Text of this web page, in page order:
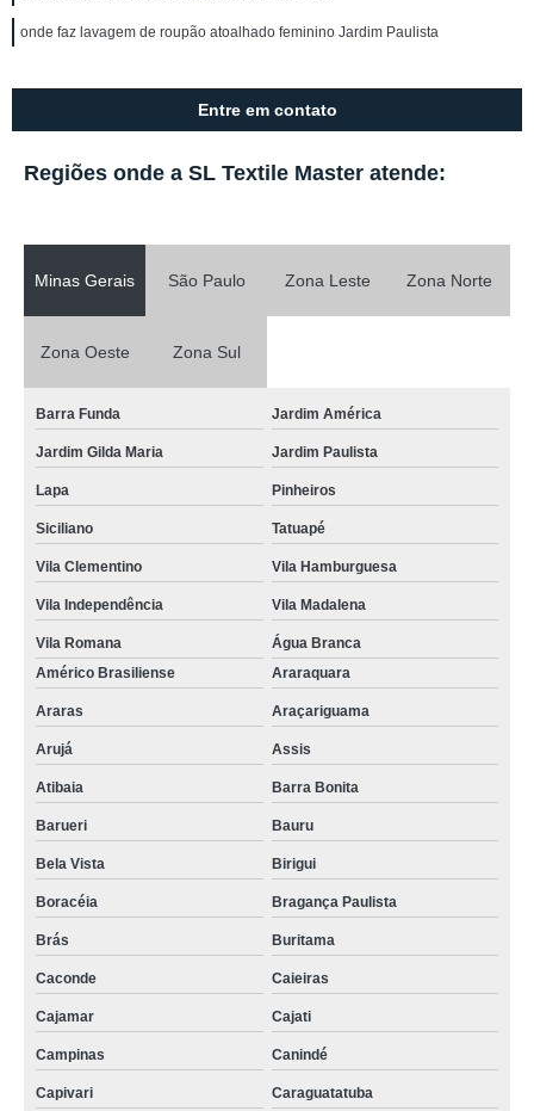
onde faz lavagem de roupão atoalhado feminino Jardim Paulista
Entre em contato
Regiões onde a SL Textile Master atende:
Minas Gerais São Paulo Zona Leste Zona Norte
Zona Oeste Zona Sul
Barra Funda Jardim América
Jardim Gilda Maria Jardim Paulista
Lapa Pinheiros
Siciliano Tatuapé
Vila Clementino Vila Hamburguesa
Vila Independência Vila Madalena
Vila Romana
Água Branca
Américo Brasiliense
Araraquara
Araras Araçariguama
Arujá Assis
Atibaia Barra Bonita
Barueri Bauru
Bela Vista Birigui
Boracéia Bragança Paulista
Brás Buritama
Caconde Caieiras
Cajamar Cajati
Campinas Canindé
Capivari Caraguatatuba